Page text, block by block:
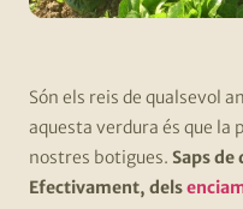
Són els reis de qualsevol
aquesta verdura és que la
nostres botigues. Saps
Efectivament, dels